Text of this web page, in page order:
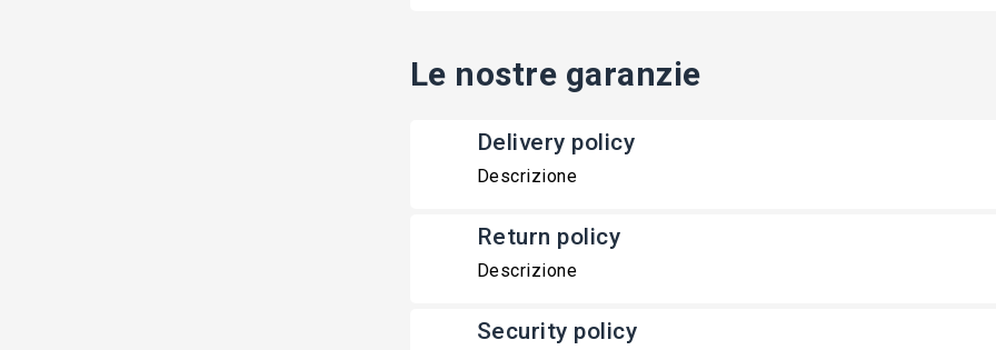
Le nostre garanzie
Delivery policy
Descrizione
Return policy
Descrizione
Security policy